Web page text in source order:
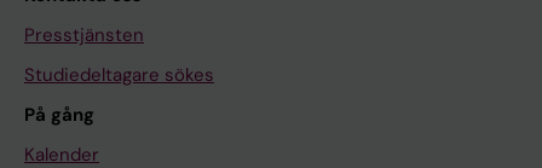
Presstjänsten
Studiedeltagare sökes
På gång
Kalender